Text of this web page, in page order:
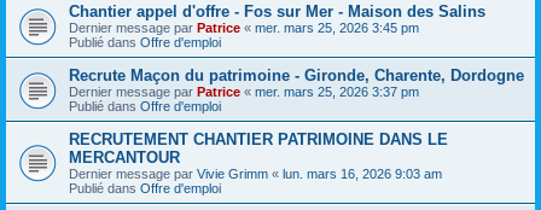
Chantier appel d'offre - Fos sur Mer - Maison des Salins
Dernier message par Patrice « mer. mars 25, 2026 3:45 pm
Publié dans Offre d'emploi
Recrute Maçon du patrimoine - Gironde, Charente, Dordogne
Dernier message par Patrice « mer. mars 25, 2026 3:37 pm
Publié dans Offre d'emploi
RECRUTEMENT CHANTIER PATRIMOINE DANS LE
MERCANTOUR
Dernier message par Vivie Grimm « lun. mars 16, 2026 9:03 am
Publié dans Offre d'emploi